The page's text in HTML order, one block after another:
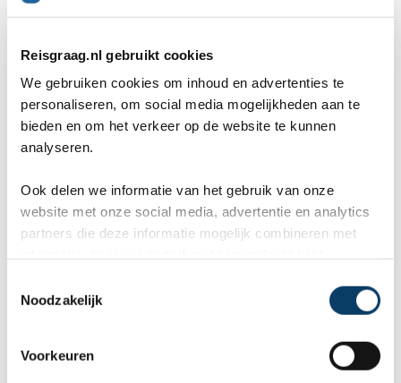
Reisgraag.nl gebruikt cookies
We gebruiken cookies om inhoud en advertenties te
personaliseren, om social media mogelijkheden aan te
bieden en om het verkeer op de website te kunnen
analyseren.
Ook delen we informatie van het gebruik van onze
website met onze social media, advertentie en analytics
partners die deze informatie mogelijk combineren met
Noodzakelijk
Voorkeuren
is de stad Lille is de 11e eeuw gesticht.
Gedurende de geschiedenis is Lille in handen
geweest van verschillende leiders en heeft ook
invloeden zijn tot op de dag van vandaag goed
terug te zien. Zo heeft de naam zowel een Franse
als een Vlaamse naam (Rijsel) en zijn er naast de
vele Franse restaurants ook genoeg Vlaamse
tot de culturele Europese hoofdstad.